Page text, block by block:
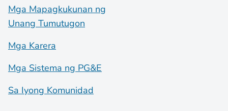
Mga Mapagkukunan ng
Unang Tumutugon
Mga Karera
Mga Sistema ng PG&E
Sa Iyong Komunidad